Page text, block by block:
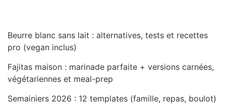
Beurre blanc sans lait : alternatives, tests et recettes
pro (vegan inclus)
Fajitas maison : marinade parfaite + versions carnées,
végétariennes et meal-prep
Semainiers 2026 : 12 templates (famille, repas, boulot)